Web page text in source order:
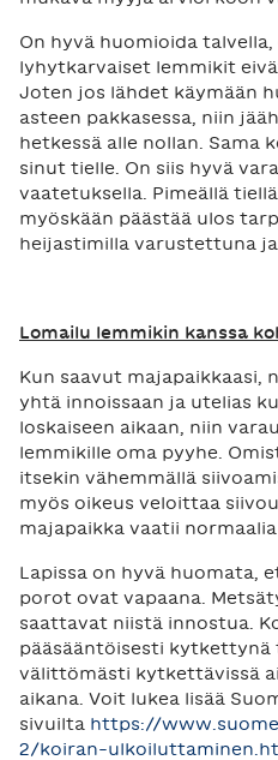
On hyvä huomioida
lyhytkarvaiset lemmikit
Joten jos lähdet käymään
asteen pakkasessa, niin
hetkessä alle nollan. Sama
sinut tielle. On siis hyvä
vaatetuksella. Pimeällä
myöskään päästää ulos
heijastimilla varustettuna
Lomailu lemmikin kanssa
Kun saavut majapaikkaasi,
yhtä innoissaan ja utelias
loskaiseen aikaan, niin
lemmikille oma pyyhe.
itsekin vähemmällä
myös oikeus veloittaa
majapaikka vaatii
Lapissa on hyvä huomata,
porot ovat vapaana.
saattavat niistä innostua.
pääsääntöisesti kytkettynä
välittömästi kytkettävissä
aikana. Voit lukea lisää
sivuilta https://
2/koiran-